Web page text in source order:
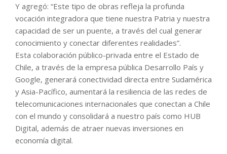
Y agregó: “Este tipo de obras refleja la profunda
vocación integradora que tiene nuestra Patria y nuestra
capacidad de ser un puente, a través del cual generar
conocimiento y conectar diferentes realidades”.
Esta colaboración público-privada entre el Estado de
Chile, a través de la empresa pública Desarrollo País y
Google, generará conectividad directa entre Sudamérica
y Asia-Pacífico, aumentará la resiliencia de las redes de
telecomunicaciones internacionales que conectan a Chile
con el mundo y consolidará a nuestro país como HUB
Digital, además de atraer nuevas inversiones en
economía digital.